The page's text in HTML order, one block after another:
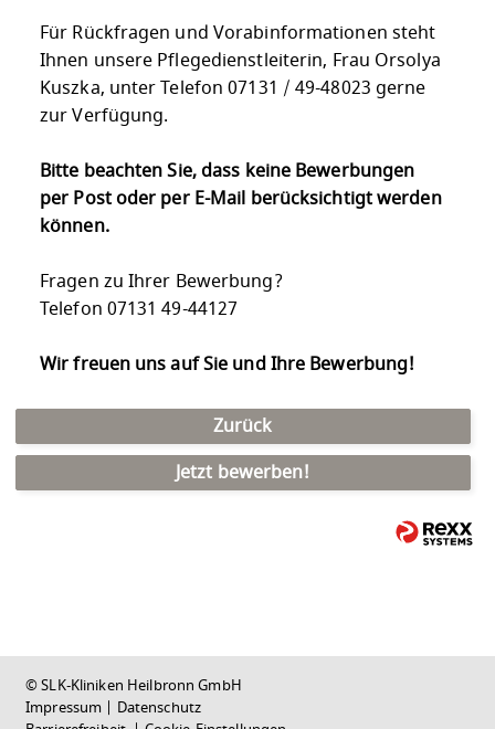
Für Rückfragen und Vorabinformationen steht
Ihnen unsere Pflegedienstleiterin, Frau Orsolya
Kuszka, unter Telefon 07131 / 49-48023 gerne
zur Verfügung.
Bitte beachten Sie, dass keine Bewerbungen
per Post oder per E-Mail berücksichtigt werden
können.
Fragen zu Ihrer Bewerbung?
Telefon 07131 49-44127
Wir freuen uns auf Sie und Ihre Bewerbung!
Zurück
Jetzt bewerben!
© SLK-Kliniken Heilbronn GmbH
Impressum | Datenschutz